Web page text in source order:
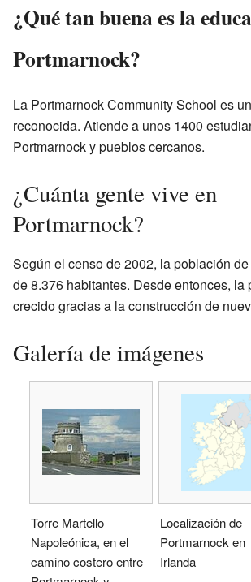
¿Qué tan buena es la
Portmarnock?
La Portmarnock Community School es
reconocida. Atiende a unos 1400
Portmarnock y pueblos cercanos.
¿Cuánta gente vive en
Portmarnock?
Según el censo de 2002, la población
de 8.376 habitantes. Desde entonces, la
crecido gracias a la construcción de
Galería de imágenes
Torre Martello
Napoleónica, en el
camino costero entre
Localización de
Portmarnock en
Irlanda